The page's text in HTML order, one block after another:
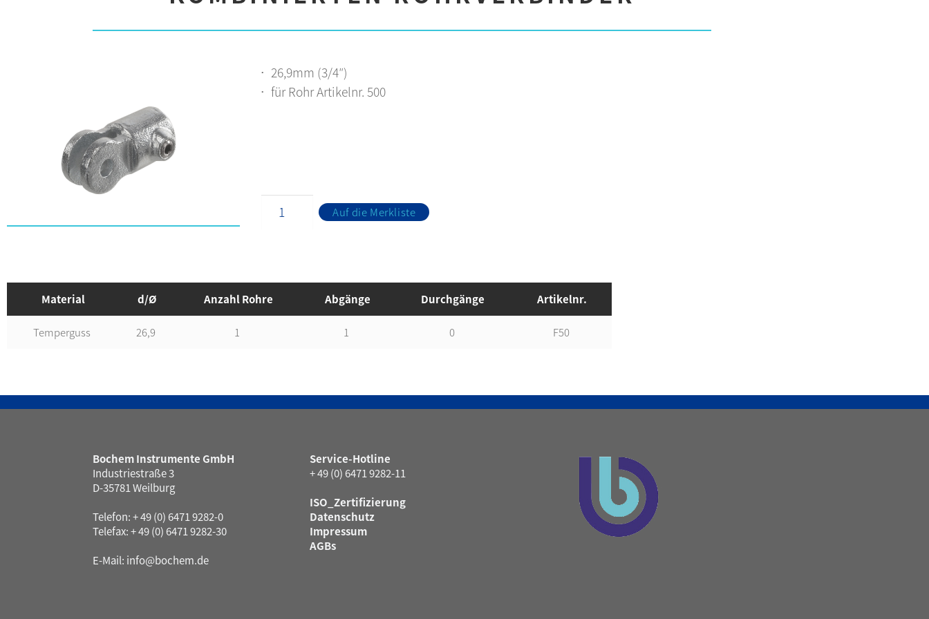
26,9mm (3/4″)
für Rohr Artikelnr. 500
Auf die Merkliste
Material d/Ø Anzahl Rohre Abgänge Durchgänge Artikelnr.
Temperguss 26,9 1 1 0 F50
Bochem Instrumente GmbH
Industriestraße 3
D-35781 Weilburg
Telefon: + 49 (0) 6471 9282-0
Telefax: + 49 (0) 6471 9282-30
E-Mail: info@bochem.de
Service-Hotline
+ 49 (0) 6471 9282-11
ISO_Zertifizierung
Datenschutz
Impressum
AGBs